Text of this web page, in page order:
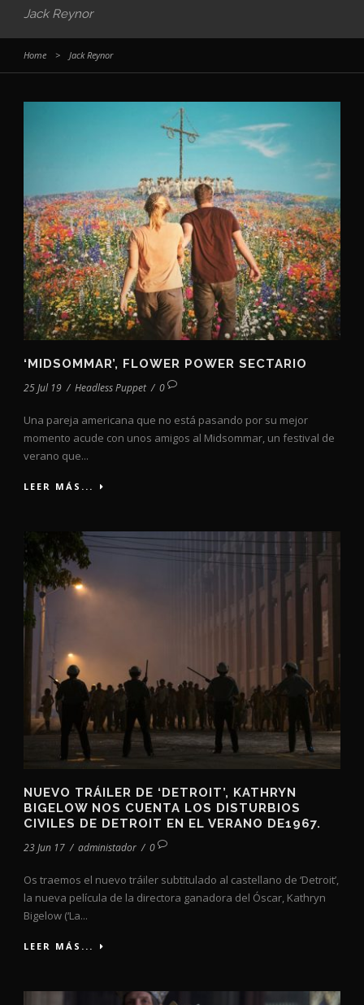
Jack Reynor
Home > Jack Reynor
‘MIDSOMMAR’, FLOWER POWER SECTARIO
25 Jul 19 / Headless Puppet / 0
Una pareja americana que no está pasando por su mejor
momento acude con unos amigos al Midsommar, un festival de
verano que...
LEER MÁS...
NUEVO TRÁILER DE ‘DETROIT’, KATHRYN
BIGELOW NOS CUENTA LOS DISTURBIOS
CIVILES DE DETROIT EN EL VERANO DE1967.
23 Jun 17 / administador / 0
Os traemos el nuevo tráiler subtitulado al castellano de ‘Detroit’,
la nueva película de la directora ganadora del Óscar, Kathryn
Bigelow (‘La...
LEER MÁS...